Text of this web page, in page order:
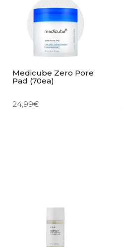
Medicube Zero Pore
Pad (70ea)
24,99€